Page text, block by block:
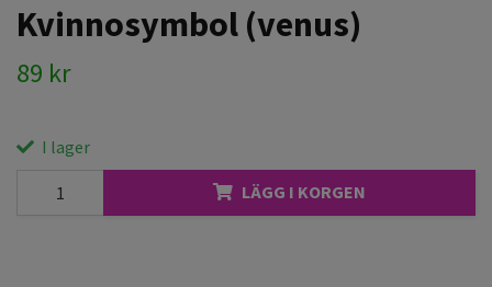
Kvinnosymbol (venus)
89 kr
I lager
LÄGG I KORGEN